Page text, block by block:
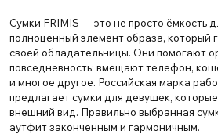
Сумки FRIMIS — это не просто ёмкость
полноценный элемент образа, который
своей обладательницы. Они помогают
повседневность: вмещают телефон,
и многое другое. Российская марка
предлагает сумки для девушек,
внешний вид. Правильно выбранная
аутфит законченным и гармоничным.